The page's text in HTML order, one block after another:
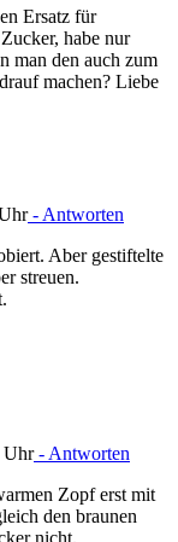
Ersatz für
habe nur
man den auch zum
machen? Liebe
- Antworten
Aber gestiftelte
streuen.
Uhr- Antworten
Zopf erst mit
den braunen
nicht.